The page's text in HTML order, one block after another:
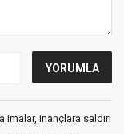
inançlara saldırı